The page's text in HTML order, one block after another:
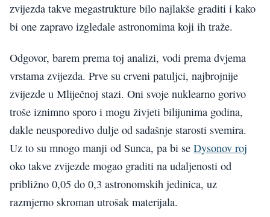
zvijezda takve megastrukture bilo najlakše graditi i kako
bi one zapravo izgledale astronomima koji ih traže.
Odgovor, barem prema toj analizi, vodi prema dvjema
vrstama zvijezda. Prve su crveni patuljci, najbrojnije
zvijezde u Mliječnoj stazi. Oni svoje nuklearno gorivo
troše iznimno sporo i mogu živjeti bilijunima godina,
dakle neusporedivo dulje od sadašnje starosti svemira.
Uz to su mnogo manji od Sunca, pa bi se Dysonov roj
oko takve zvijezde mogao graditi na udaljenosti od
približno 0,05 do 0,3 astronomskih jedinica, uz
razmjerno skroman utrošak materijala.